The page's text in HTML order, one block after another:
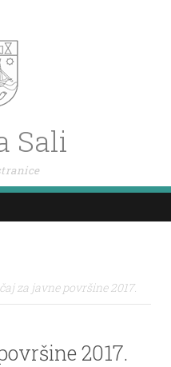
Sali
za javne površine 2017.
2017.